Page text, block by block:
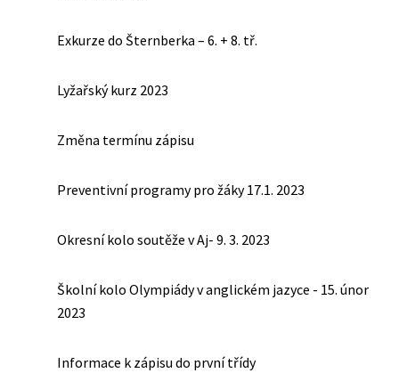
Exkurze do Šternberka – 6. + 8. tř.
Lyžařský kurz 2023
Změna termínu zápisu
Preventivní programy pro žáky 17.1. 2023
Okresní kolo soutěže v Aj- 9. 3. 2023
Školní kolo Olympiády v anglickém jazyce - 15. únor
2023
Informace k zápisu do první třídy